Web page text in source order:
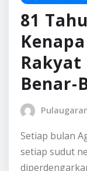
BERITA LOKAL
81
Rakyat
Benar-